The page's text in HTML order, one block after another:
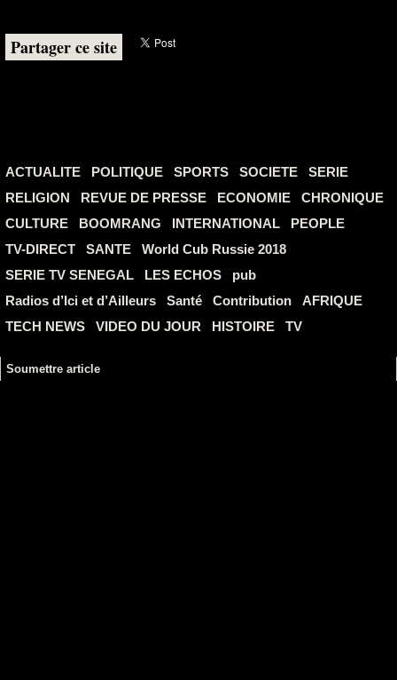
Partager ce site
ACTUALITE POLITIQUE SPORTS SOCIETE
SERIE
RELIGION
REVUE DE PRESSE ECONOMIE
CHRONIQUE
CULTURE
BOOMRANG INTERNATIONAL
PEOPLE
TV-DIRECT
SANTE
World Cub Russie 2018
SERIE TV SENEGAL
LES ECHOS
pub
Radios d’Ici et d’Ailleurs
Santé Contribution
AFRIQUE
TECH NEWS
VIDEO DU JOUR HISTOIRE TV
Soumettre article